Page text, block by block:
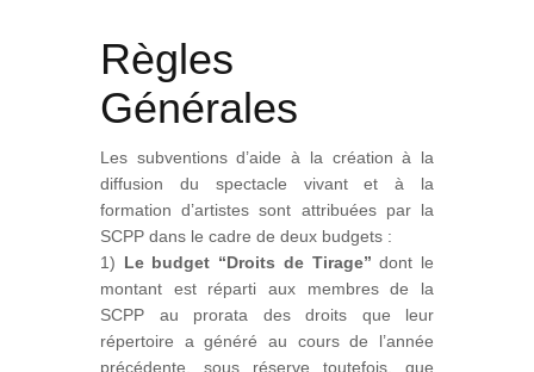
Règles
Générales
Les subventions d’aide à la création à la
diffusion du spectacle vivant et à la
formation d’artistes sont attribuées par la
SCPP dans le cadre de deux budgets :
1) Le budget “Droits de Tirage” dont le
montant est réparti aux membres de la
SCPP au prorata des droits que leur
répertoire a généré au cours de l’année
précédente, sous réserve toutefois, que